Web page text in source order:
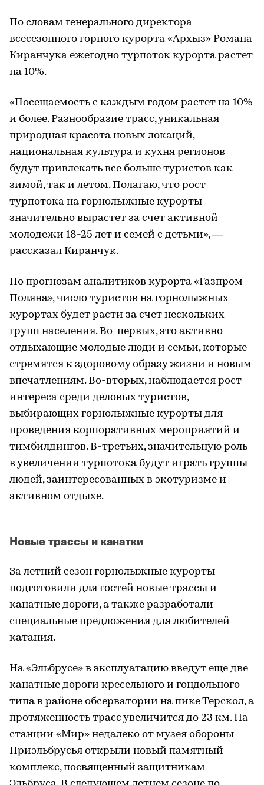
По словам генерального директора
всесезонного горного курорта «Архыз» Романа
Киранчука ежегодно турпоток курорта растет
на 10%.
«Посещаемость с каждым годом растет на 10%
и более. Разнообразие трасс, уникальная
природная красота новых локаций,
национальная культура и кухня регионов
будут привлекать все больше туристов как
зимой, так и летом. Полагаю, что рост
турпотока на горнолыжные курорты
значительно вырастет за счет активной
молодежи 18-25 лет и семей с детьми», —
рассказал Киранчук.
По прогнозам аналитиков курорта «Газпром
Поляна», число туристов на горнолыжных
курортах будет расти за счет нескольких
групп населения. Во-первых, это активно
отдыхающие молодые люди и семьи, которые
стремятся к здоровому образу жизни и новым
впечатлениям. Во-вторых, наблюдается рост
интереса среди деловых туристов,
выбирающих горнолыжные курорты для
проведения корпоративных мероприятий и
тимбилдингов. В-третьих, значительную роль
в увеличении турпотока будут играть группы
людей, заинтересованных в экотуризме и
активном отдыхе.
Новые трассы и канатки
За летний сезон горнолыжные курорты
подготовили для гостей новые трассы и
канатные дороги, а также разработали
специальные предложения для любителей
катания.
На «Эльбрусе» в эксплуатацию введут еще две
канатные дороги кресельного и гондольного
типа в районе обсерватории на пике Терскол, а
протяженность трасс увеличится до 23 км. На
станции «Мир» недалеко от музея обороны
Приэльбрусья открыли новый памятный
комплекс, посвященный защитникам